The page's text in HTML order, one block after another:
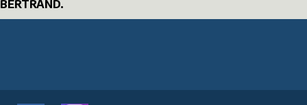
BERTRAND.